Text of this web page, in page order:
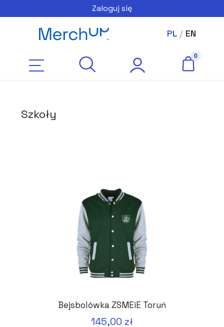
Zaloguj się
PL/ EN
Szkoły
Bejsbolówka ZSMEiE Toruń
145,00 zł